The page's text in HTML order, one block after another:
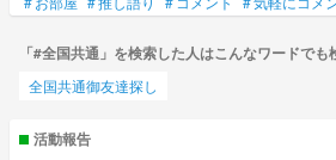
「#全国共通」を検索した人はこんなワードで
全国共通御友達探し
活動報告